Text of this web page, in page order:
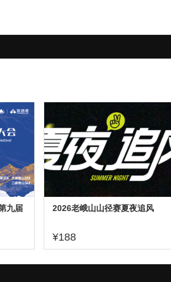
九届
2026老峨山山径赛夏夜追风
¥188